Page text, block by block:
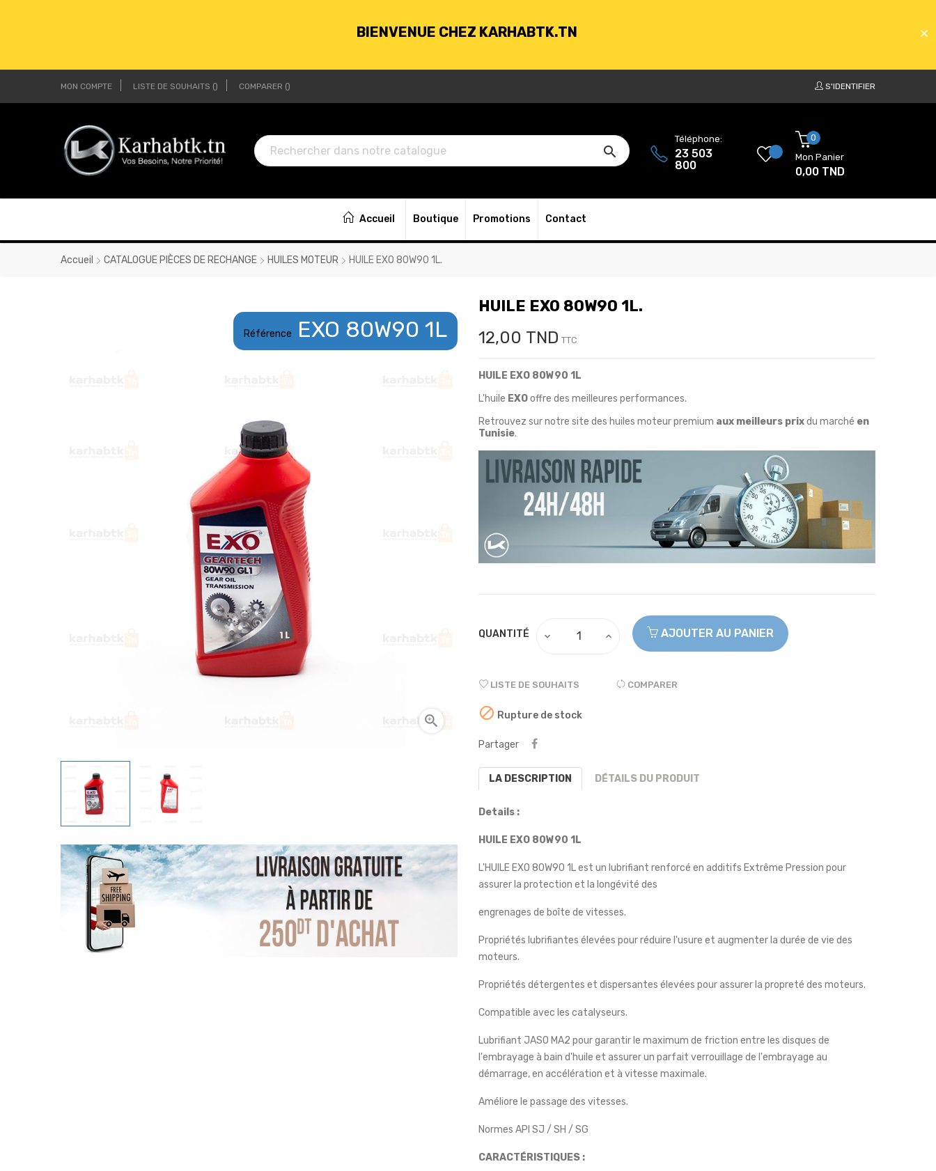
BIENVENUE CHEZ KARHABTK.TN
LIVRAISON GRATUITE À PARTIR DE 250DT D'ACHATS
BIENVENUE CHEZ KARHABTK.TN
LIVRAISON GRATUITE À PARTIR DE 250DT D'ACHATS
MON COMPTE LISTE DE SOUHAITS COMPARER S'IDENTIFIER

Téléphone:
23 503
800
0
Mon Panier
0,00 TND
Accueil Boutique Promotions Contact
Accueil CATALOGUE PIÈCES DE RECHANGE HUILES MOTEUR HUILE EXO 80W90 1L.
Référence EXO 80W90 1L

HUILE EXO 80W90 1L.
12,00 TND TTC
HUILE EXO 80W90 1L
L'huile EXOoffre des meilleures performances.
Retrouvez sur notre site des huiles moteur premium aux meilleurs prixdu marché en
Tunisie.
QUANTITÉ AJOUTER AU PANIER
LISTE DE SOUHAITS COMPARER
 Rupture de stock
Partager
LA DESCRIPTION DÉTAILS DU PRODUIT
Details :
HUILE EXO 80W90 1L
L'HUILE EXO 80W90 1L est un lubrifiant renforcé en additifs Extrême Pression pour
assurer la protection et la longévité des
engrenages de boîte de vitesses.
Propriétés lubrifiantes élevées pour réduire l'usure et augmenter la durée de vie des
moteurs.
Propriétés détergentes et dispersantes élevées pour assurer la propreté des moteurs.
Compatible avec les catalyseurs.
Lubrifiant JASO MA2 pour garantir le maximum de friction entre les disques de
l'embrayage à bain d'huile et assurer un parfait verrouillage de l'embrayage au
démarrage, en accélération et à vitesse maximale.
Améliore le passage des vitesses.
Normes API SJ / SH / SG
CARACTÉRISTIQUES :